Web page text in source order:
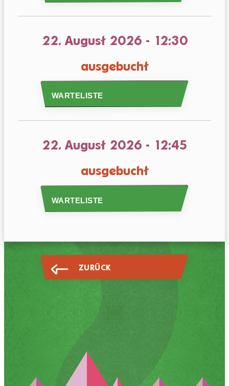
22. August 2026 - 12:30
ausgebucht
WARTELISTE
22. August 2026 - 12:45
ausgebucht
WARTELISTE
ZURÜCK